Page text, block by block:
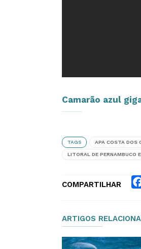
Camarão azul
TAGS APA COSTA DOS
LITORAL DE PERNAMBUCO
COMPARTILHAR
ARTIGOS